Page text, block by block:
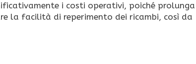
i costi operativi, poiché prolunga
la facilità di reperimento dei ricambi, così da